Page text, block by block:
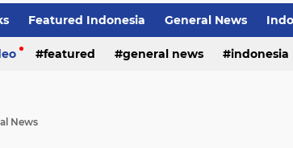
Featured Indonesia General News
News Top Stories
featured general news indonesia
News